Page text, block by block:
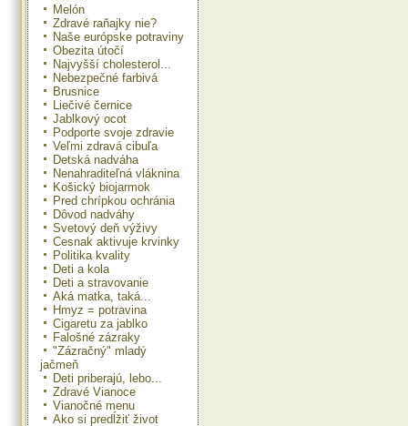
Melón
Zdravé raňajky nie?
Naše európske potraviny
Obezita útočí
Najvyšší cholesterol...
Nebezpečné farbivá
Brusnice
Liečivé černice
Jablkový ocot
Podporte svoje zdravie
Veľmi zdravá cibuľa
Detská nadváha
Nenahraditeľná vláknina
Košický biojarmok
Pred chrípkou ochránia
Dôvod nadváhy
Svetový deň výživy
Cesnak aktivuje krvinky
Politika kvality
Deti a kola
Deti a stravovanie
Aká matka, taká...
Hmyz = potravina
Cigaretu za jablko
Falošné zázraky
"Zázračný" mladý
jačmeň
Deti priberajú, lebo...
Zdravé Vianoce
Vianočné menu
Ako si predĺžiť život